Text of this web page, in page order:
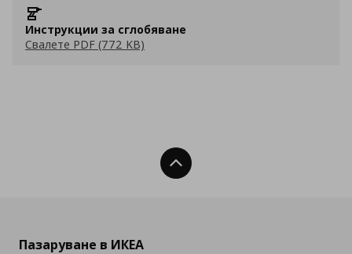
Инструкции за сглобяване
Свалете PDF (772 KB)
Нагоре
Пазаруване в ИКЕА